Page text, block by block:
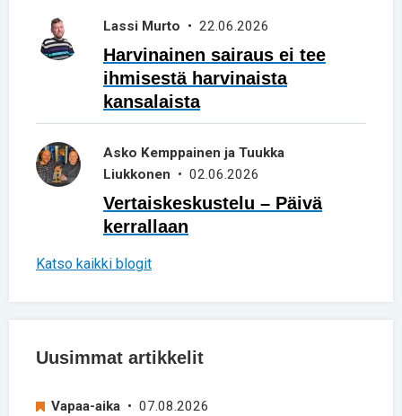
Lassi Murto • 22.06.2026
Harvinainen sairaus ei tee
ihmisestä harvinaista
kansalaista
Asko Kemppainen ja Tuukka
Liukkonen • 02.06.2026
Vertaiskeskustelu – Päivä
kerrallaan
Katso kaikki blogit
Uusimmat artikkelit
Vapaa-aika • 07.08.2026